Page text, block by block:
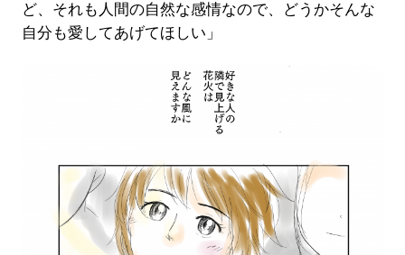
ど、それも人間の自然な感情なので、どうかそんな
自分も愛してあげてほしい」